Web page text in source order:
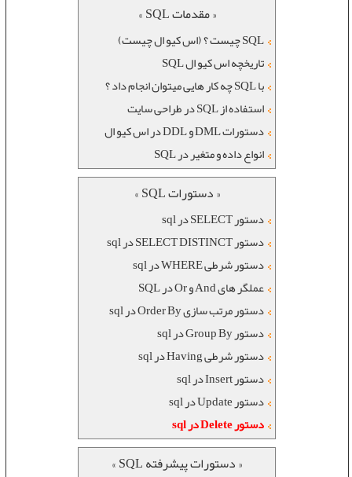
« مقدمات SQL »
SQL چیست ؟ (اس کیو ال چیست)
تاریخچه اس کیو ال SQL
با SQL چه کار هایی میتوان انجام داد ؟
استفاده از SQL در طراحی سایت
دستورات DML و DDL در اس کیو ال
انواع داده و متغیر در SQL
« دستورات SQL »
دستور SELECT در sql
دستور SELECT DISTINCT در sql
دستور شرطی WHERE در sql
عملگر های And و Or در SQL
دستور مرتب سازی Order By در sql
دستور Group By در sql
دستور شرطی Having در sql
دستور Insert در sql
دستور Update در sql
دستور Delete در sql
« دستورات پیشرفته SQL »